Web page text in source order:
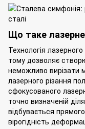
Що таке лазерне
Технологія
тому дозволяє
неможливо вирізати
лазерного різання
сфокусованого
точно визначеній
відбувається
вірогідність